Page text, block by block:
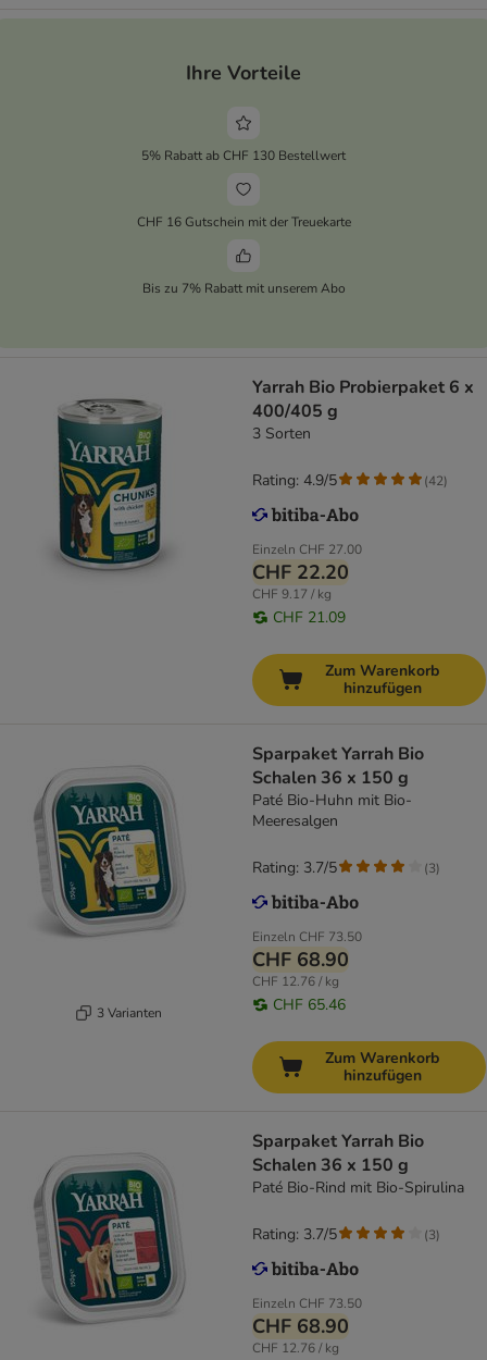
Ihre Vorteile
5% Rabatt ab CHF 130 Bestellwert
CHF 16 Gutschein mit der Treuekarte
Bis zu 7% Rabatt mit unserem Abo
Yarrah Bio Probierpaket 6 x
400/405 g
3 Sorten
Einzeln CHF 27.00
CHF 22.20
CHF 9.17 / kg
CHF 21.09
Rating: 4.9/5 (42)
Zum Warenkorb
hinzufügen
3 Varianten
Sparpaket Yarrah Bio
Schalen 36 x 150 g
Paté Bio-Huhn mit Bio-
Meeresalgen
Einzeln CHF 73.50
CHF 68.90
CHF 12.76 / kg
CHF 65.46
Rating: 3.7/5 (3)
Zum Warenkorb
hinzufügen
Sparpaket Yarrah Bio
Schalen 36 x 150 g
Paté Bio-Rind mit Bio-Spirulina
Einzeln CHF 73.50
CHF 68.90
CHF 12.76 / kg
Rating: 3.7/5 (3)